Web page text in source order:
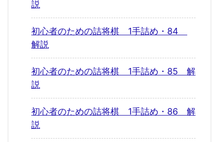
説
初心者のための詰将棋 1手詰め・84
解説
初心者のための詰将棋 1手詰め・85 解
説
初心者のための詰将棋 1手詰め・86 解
説